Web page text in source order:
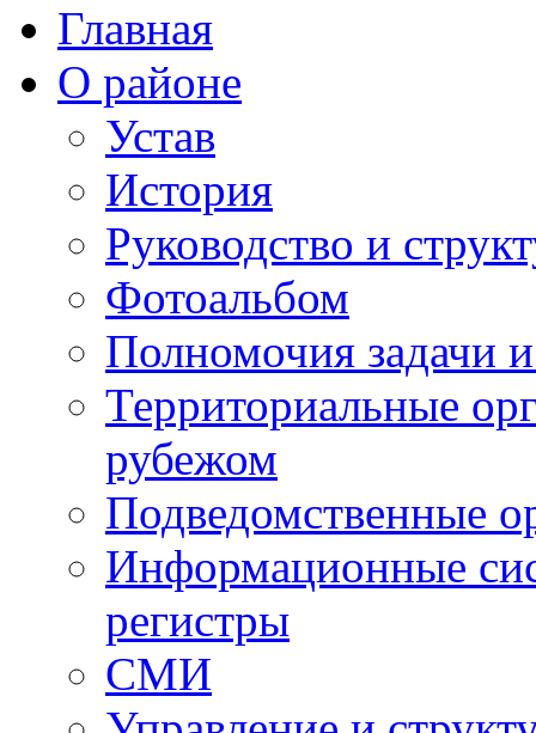
Главная
О районе
Устав
История
Руководство и
Фотоальбом
Полномочия задачи
Территориальные
рубежом
Подведомственные
Информационные
регистры
СМИ